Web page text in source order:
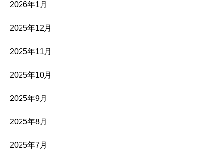
2026年1月
2025年12月
2025年11月
2025年10月
2025年9月
2025年8月
2025年7月